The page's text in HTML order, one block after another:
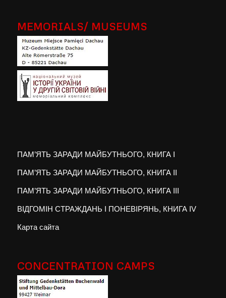
MEMORIALS/ MUSEUMS
ПАМ’ЯТЬ ЗАРАДИ МАЙБУТНЬОГО, КНИГА I
ПАМ’ЯТЬ ЗАРАДИ МАЙБУТНЬОГО, КНИГА II
ПАМ’ЯТЬ ЗАРАДИ МАЙБУТНЬОГО, КНИГА III
ВІДГОМІН СТРАЖДАНЬ І ПОНЕВІРЯНЬ, КНИГА IV
Карта сайта
CONCENTRATION CAMPS